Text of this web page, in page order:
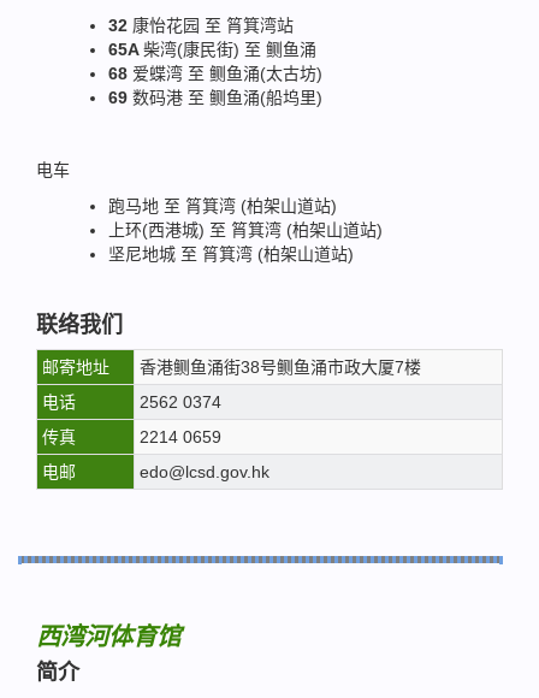
32 康怡花园 至 筲箕湾站
65A柴湾(康民街) 至 鲗鱼涌
68 爱蝶湾 至 鲗鱼涌(太古坊)
69 数码港 至 鲗鱼涌(船坞里)
电车
跑马地 至 筲箕湾 (柏架山道站)
上环(西港城) 至 筲箕湾 (柏架山道站)
坚尼地城 至 筲箕湾 (柏架山道站)
联络我们
邮寄地址
香港鲗鱼涌街38号鲗鱼涌市政大厦7楼
电话
2562 0374
传真
2214 0659
电邮
edo@lcsd.gov.hk
西湾河体育馆
简介